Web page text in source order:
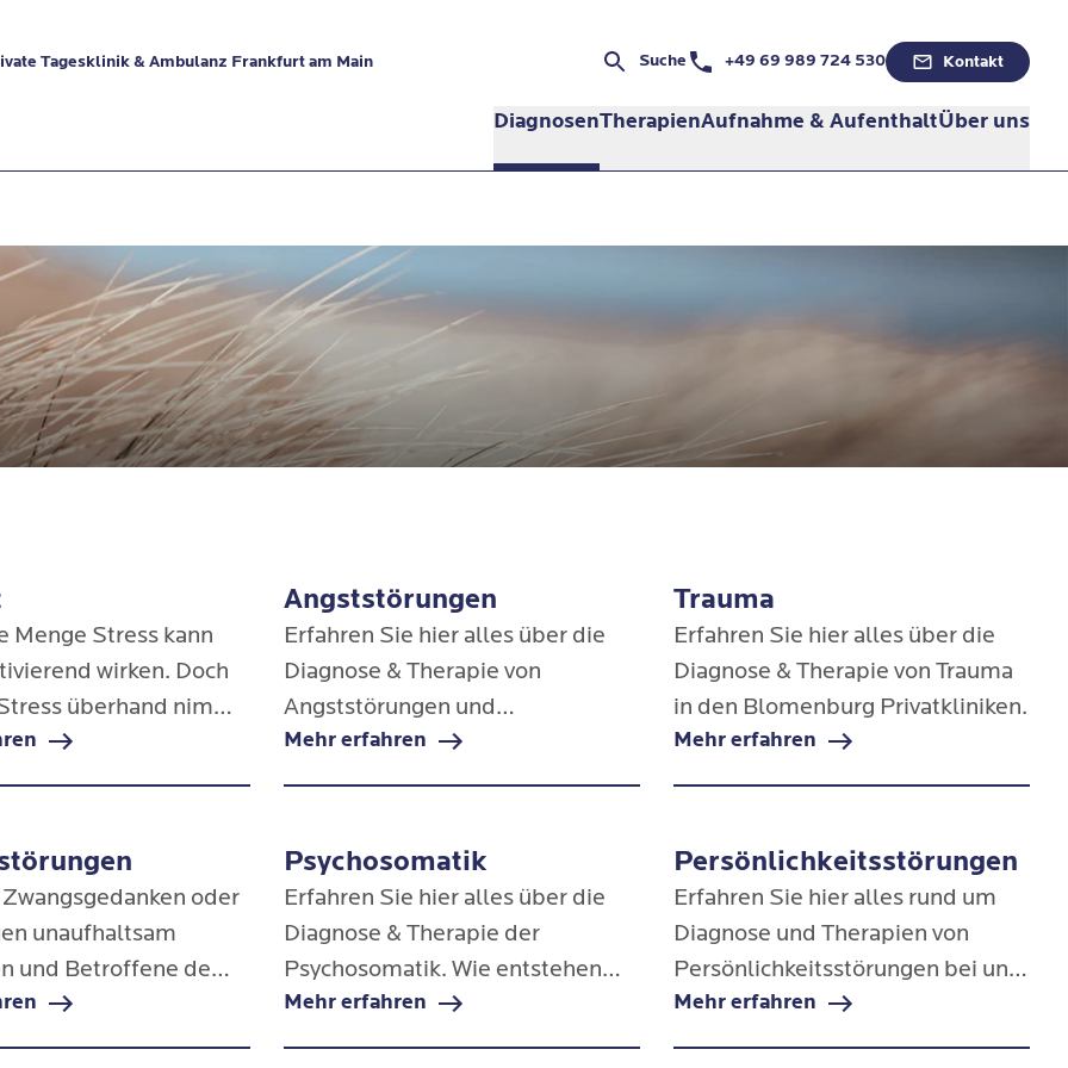
Tagesklinik & Ambulanz Frankfurt am Main Suche Telefonnummer:
+49 69 989 724 530 Kontakt
DiagnosenTherapienAufnahme & AufenthaltÜber uns
Menge Stress kann
wirken. Doch
überhand nimmt
steigen,
schnell aus - und
Angststörungen
Erfahren Sie hier alles über die
Diagnose & Therapie von
Angststörungen und
Panikattacken in den Blomenburg
Privatkliniken.
Mehr erfahren
Trauma
Erfahren Sie hier alles über die
Diagnose & Therapie von Trauma
in den Blomenburg Privatkliniken.
Mehr erfahren
oder
unaufhaltsam
und Betroffene dem
widerstehen können,
Folgen im
Psychosomatik
Erfahren Sie hier alles über die
Diagnose & Therapie der
Psychosomatik. Wie entstehen
Psychosomatische Schmerzen &
was kann man dagegen tun?
Mehr erfahren
Persönlichkeitsstörungen
Erfahren Sie hier alles rund um
Diagnose und Therapien von
Persönlichkeitsstörungen bei uns.
Von Narzissmus bis zur ängstlich-
vermeidenden Persönlichkeit - wir
Mehr erfahren